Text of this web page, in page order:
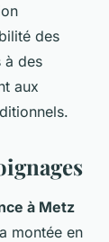
des
à des
aux
à Metz
montée en